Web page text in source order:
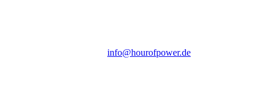
info@hourofpower.de